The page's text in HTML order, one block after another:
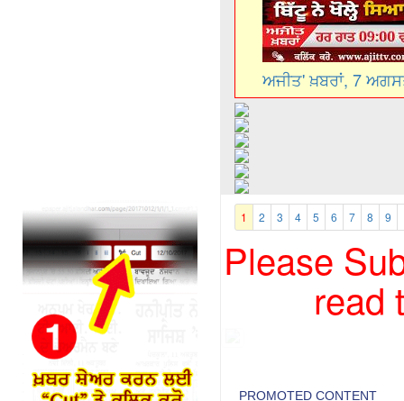
ਅਜੀਤ' ਖ਼ਬਰਾਂ, 7
1 2 3 4 5 6 7 8 9
Please
read